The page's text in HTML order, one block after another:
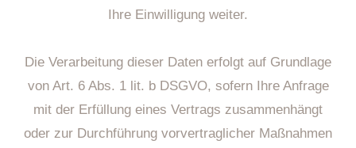
Ihre Einwilligung weiter.
Die Verarbeitung dieser Daten erfolgt auf Grundlage
von Art. 6 Abs. 1 lit. b DSGVO, sofern Ihre Anfrage
mit der Erfüllung eines Vertrags zusammenhängt
oder zur Durchführung vorvertraglicher Maßnahmen